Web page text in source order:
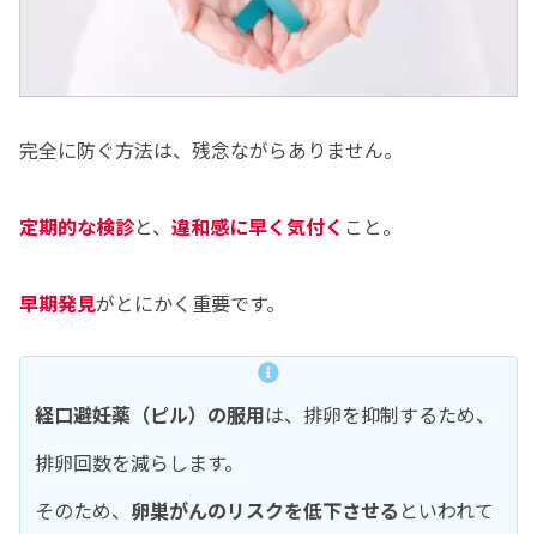
完全に防ぐ方法は、残念ながらありません。
定期的な検診と、 違和感に早く気付く こと。
早期発見がとにかく重要です。
経口避妊薬（ピル）の服用は、排卵を抑制するため、
排卵回数を減らします。
そのため、 卵巣がんのリスクを低下させる といわれて